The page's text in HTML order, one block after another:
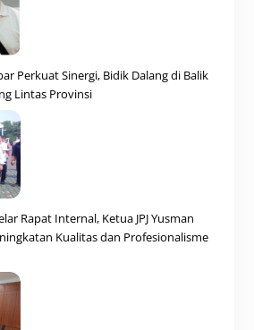
Perkuat Sinergi, Bidik Dalang di Balik
Lintas Provinsi
Rapat Internal, Ketua JPJ Yusman
Kualitas dan Profesionalisme